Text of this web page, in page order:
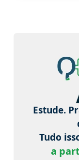
Estude.
Tudo
a